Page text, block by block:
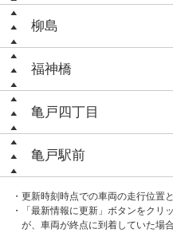
柳島
福神橋
亀戸四丁目
亀戸駅前
・更新時刻時点での車両の走行位置
・「最新情報に更新」ボタンをクリ
が、車両が終点に到着していた場